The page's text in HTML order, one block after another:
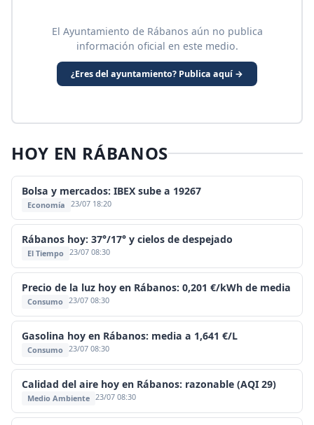
El Ayuntamiento de Rábanos aún no publica
información oficial en este medio.
¿Eres del ayuntamiento? Publica aquí →
HOY EN RÁBANOS
Bolsa y mercados: IBEX sube a 19267
Economía 23/07 18:20
Rábanos hoy: 37°/17° y cielos de despejado
El Tiempo 23/07 08:30
Precio de la luz hoy en Rábanos: 0,201 €/kWh de media
Consumo 23/07 08:30
Gasolina hoy en Rábanos: media a 1,641 €/L
Consumo 23/07 08:30
Calidad del aire hoy en Rábanos: razonable (AQI 29)
Medio Ambiente 23/07 08:30